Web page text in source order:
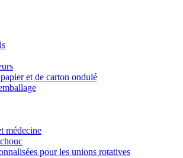
et de carton ondulé
médecine
pour les unions rotatives